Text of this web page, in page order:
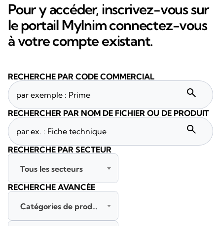
Pour y accéder, inscrivez-vous sur
le portail MyInim connectez-vous
à votre compte existant.
RECHERCHE PAR CODE COMMERCIAL
search
RECHERCHER PAR NOM DE FICHIER OU DE PRODUIT
search
RECHERCHE PAR SECTEUR
Tous les secteurs
RECHERCHE AVANCÉE
Catégories de produits